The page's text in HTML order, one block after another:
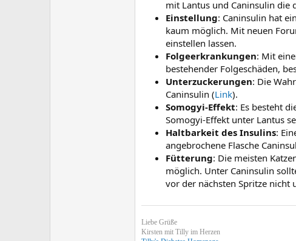
mit Lantus und Caninsulin die
Einstellung: Caninsulin hat
kaum möglich. Mit neuen
einstellen lassen.
Folgeerkrankungen: Mit
bestehender Folgeschäden,
Unterzuckerungen: Die
Caninsulin (Link).
Somogyi-Effekt: Es besteht
Somogyi-Effekt unter Lantus
Haltbarkeit des Insulins:
angebrochene Flasche
Fütterung: Die meisten
möglich. Unter Caninsulin
vor der nächsten Spritze nicht
Liebe Grüße
Kirsten mit Tilly im Herzen